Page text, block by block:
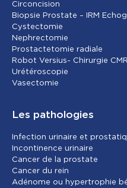
Circoncision
Biopsie Prostate – IRM
Cystectomie
Nephrectomie
Prostactetomie radiale
Robot Versius- Chirurgie
Urétéroscopie
Vasectomie
Les pathologies
Infection urinaire et
Incontinence urinaire
Cancer de la prostate
Cancer du rein
Adénome ou hypertrophie